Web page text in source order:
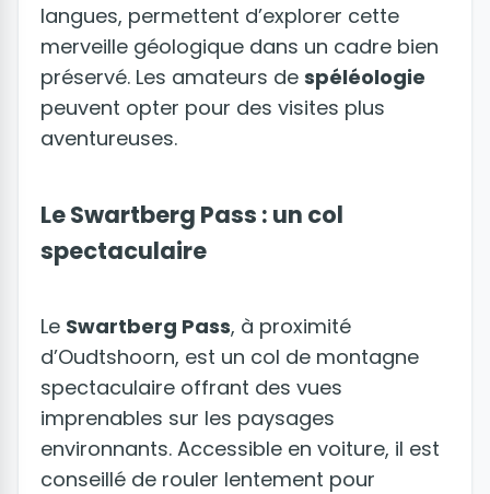
langues, permettent d’explorer cette
merveille géologique dans un cadre bien
préservé. Les amateurs de spéléologie
peuvent opter pour des visites plus
aventureuses.
Le Swartberg Pass : un col
spectaculaire
Le Swartberg Pass, à proximité
d’Oudtshoorn, est un col de montagne
spectaculaire offrant des vues
imprenables sur les paysages
environnants. Accessible en voiture, il est
conseillé de rouler lentement pour